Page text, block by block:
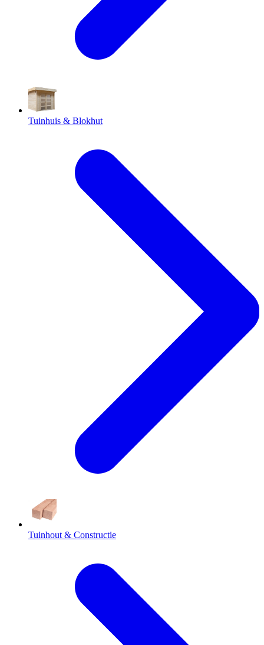
Tuinhuis & Blokhut
Tuinhout & Constructie